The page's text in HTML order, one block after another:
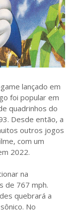
lançado em
foi popular em
quadrinhos do
Desde então, a
outros jogos
com um
2022.
na
de 767 mph.
quebrará a
No